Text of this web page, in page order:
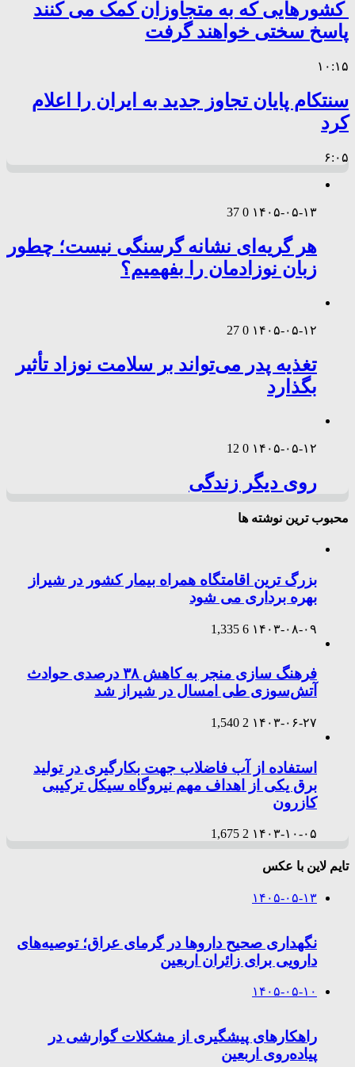
کشورهایی که به متجاوزان کمک می کنند
پاسخ سختی خواهند گرفت
۱۰:۱۵
سنتکام پایان تجاوز جدید به ایران را اعلام
کرد
۶:۰۵
۱۴۰۵-۰۵-۱۳ 0
37
هر گریه‌ای نشانه گرسنگی نیست؛ چطور
زبان نوزادمان را بفهمیم؟
۱۴۰۵-۰۵-۱۲ 0
27
تغذیه پدر می‌تواند بر سلامت نوزاد تأثیر
بگذارد
۱۴۰۵-۰۵-۱۲ 0
12
روی دیگر زندگی
محبوب ترین نوشته ها
بزرگ ترین اقامتگاه همراه بیمار کشور در شیراز
بهره برداری می شود
۱۴۰۳-۰۸-۰۹ 6
1,335
فرهنگ سازی منجر به کاهش ۳۸ درصدی حوادث
آتش‌سوزی طی امسال در شیراز شد
۱۴۰۳-۰۶-۲۷ 2
1,540
استفاده از آب فاضلاب جهت بکارگیری در تولید
برق یکی از اهداف مهم نیروگاه سیکل ترکیبی
کازرون
۱۴۰۳-۱۰-۰۵ 2
1,675
تایم لاین با عکس
۱۴۰۵-۰۵-۱۳
نگهداری صحیح داروها در گرمای عراق؛ توصیه‌های
دارویی برای زائران اربعین
۱۴۰۵-۰۵-۱۰
راهکارهای پیشگیری از مشکلات گوارشی در
پیاده‌روی اربعین